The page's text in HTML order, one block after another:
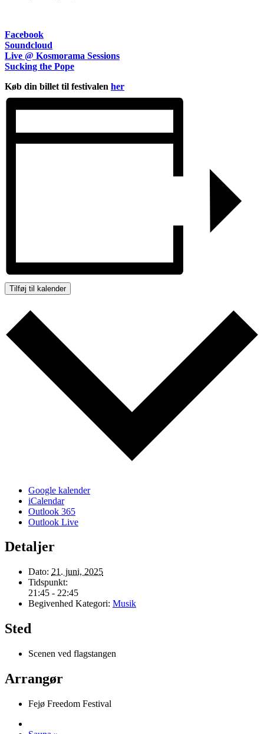
Facebook
Soundcloud
Live @ Kosmorama Sessions
Sucking the Pope
Køb din billet til festivalen her
Tilføj til kalender
Google kalender
iCalendar
Outlook 365
Outlook Live
Detaljer
Dato: 21. juni, 2025
Tidspunkt:
21:45 - 22:45
Begivenhed Kategori: Musik
Sted
Scenen ved flagstangen
Arrangør
Fejø Freedom Festival